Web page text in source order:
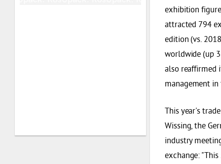
exhibition
attracted 794
edition (vs.
worldwide (up
also reaffirmed
management in
This year's
Wissing, the
industry
exchange: